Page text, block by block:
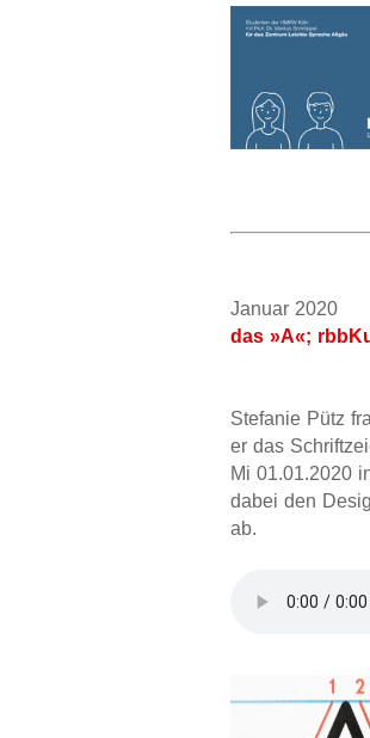
Januar
das »A«;
Stefanie Pütz
er das
Mi 01.01.2020
dabei den
ab.